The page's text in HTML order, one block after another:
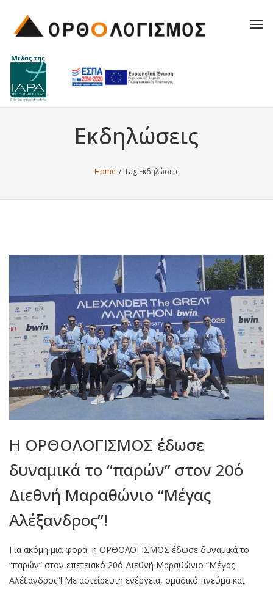
Εκδηλώσεις
Home / Tag:Εκδηλώσεις
Η ΟΡΘΟΛΟΓΙΣΜΟΣ έδωσε
δυναμικά το “παρών” στον 20ό
Διεθνή Μαραθώνιο “Μέγας
Αλέξανδρος”!
Για ακόμη μια φορά, η ΟΡΘΟΛΟΓΙΣΜΟΣ έδωσε δυναμικά το
“παρών” στον επετειακό 20ό Διεθνή Μαραθώνιο “Μέγας
Αλέξανδρος”! Με αστείρευτη ενέργεια, ομαδικό πνεύμα και